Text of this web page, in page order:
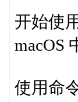
开始使
macOS
使用命